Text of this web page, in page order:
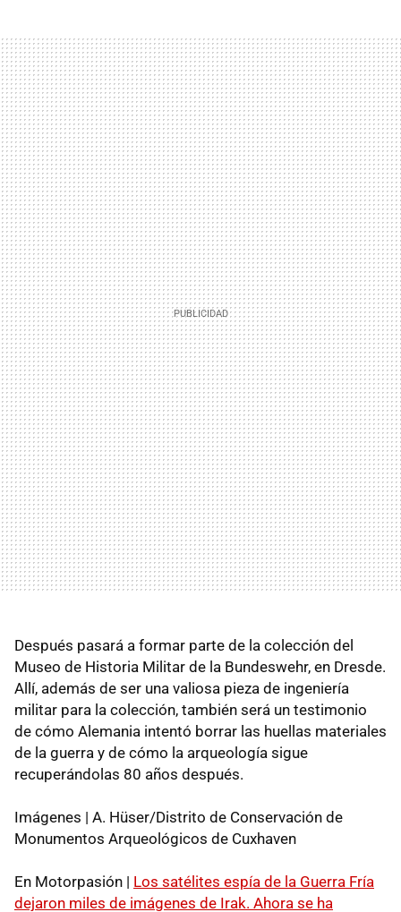
Después pasará a formar parte de la colección del
Museo de Historia Militar de la Bundeswehr, en Dresde.
Allí, además de ser una valiosa pieza de ingeniería
militar para la colección, también será un testimonio
de cómo Alemania intentó borrar las huellas materiales
de la guerra y de cómo la arqueología sigue
recuperándolas 80 años después.
Imágenes | A. Hüser/Distrito de Conservación de
Monumentos Arqueológicos de Cuxhaven
En Motorpasión | Los satélites espía de la Guerra Fría
dejaron miles de imágenes de Irak. Ahora se ha